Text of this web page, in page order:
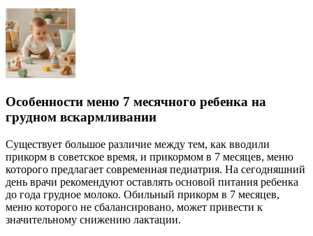
Особенности меню 7 месячного ребенка на
грудном вскармливании
Существует большое различие между тем, как вводили
прикорм в советское время, и прикормом в 7 месяцев, меню
которого предлагает современная педиатрия. На сегодняшний
день врачи рекомендуют оставлять основой питания ребенка
до года грудное молоко. Обильный прикорм в 7 месяцев,
меню которого не сбалансировано, может привести к
значительному снижению лактации.